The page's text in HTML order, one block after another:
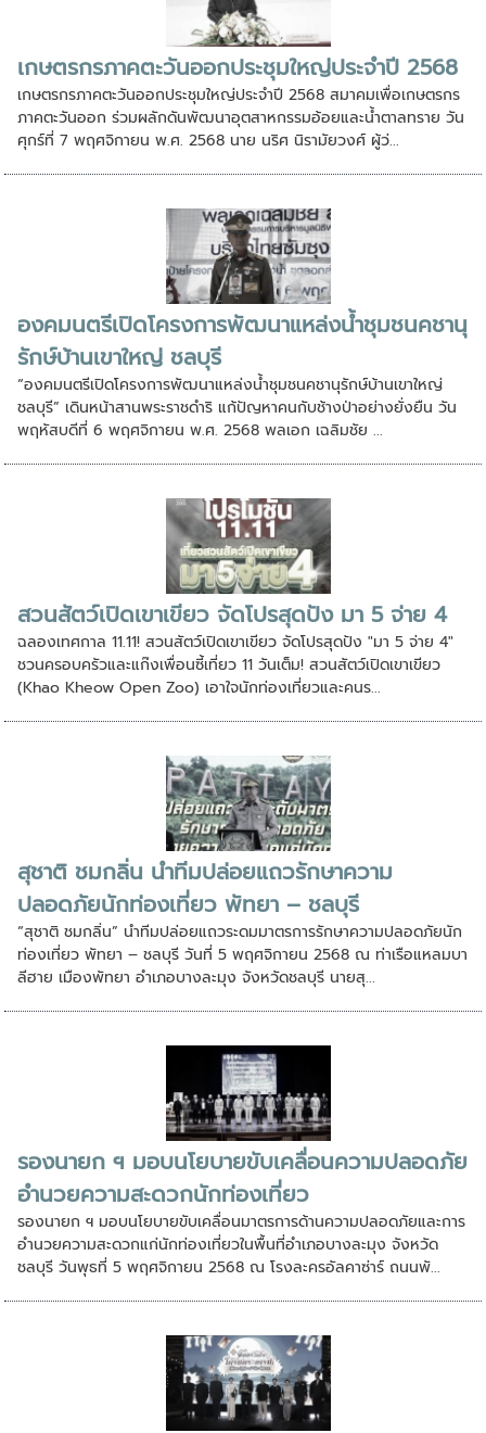
เกษตรกรภาคตะวันออกประชุมใหญ่ประจำปี 2568
เกษตรกรภาคตะวันออกประชุมใหญ่ประจำปี 2568 สมาคมเพื่อเกษตรกร
ภาคตะวันออก ร่วมผลักดันพัฒนาอุตสาหกรรมอ้อยและน้ำตาลทราย วัน
ศุกร์ที่ 7 พฤศจิกายน พ.ศ. 2568 นาย นริศ นิรามัยวงศ์ ผู้ว่...
องคมนตรีเปิดโครงการพัฒนาแหล่งน้ำชุมชนคชานุ
รักษ์บ้านเขาใหญ่ ชลบุรี
“องคมนตรีเปิดโครงการพัฒนาแหล่งน้ำชุมชนคชานุรักษ์บ้านเขาใหญ่
ชลบุรี” เดินหน้าสานพระราชดำริ แก้ปัญหาคนกับช้างป่าอย่างยั่งยืน วัน
พฤหัสบดีที่ 6 พฤศจิกายน พ.ศ. 2568 พลเอก เฉลิมชัย ...
สวนสัตว์เปิดเขาเขียว จัดโปรสุดปัง มา 5 จ่าย 4
ฉลองเทศกาล 11.11! สวนสัตว์เปิดเขาเขียว จัดโปรสุดปัง "มา 5 จ่าย 4"
ชวนครอบครัวและแก๊งเพื่อนซี้เที่ยว 11 วันเต็ม! สวนสัตว์เปิดเขาเขียว
(Khao Kheow Open Zoo) เอาใจนักท่องเที่ยวและคนร...
สุชาติ ชมกลิ่น นำทีมปล่อยแถวรักษาความ
ปลอดภัยนักท่องเที่ยว พัทยา – ชลบุรี
“สุชาติ ชมกลิ่น” นำทีมปล่อยแถวระดมมาตรการรักษาความปลอดภัยนัก
ท่องเที่ยว พัทยา – ชลบุรี วันที่ 5 พฤศจิกายน 2568 ณ ท่าเรือแหลมบา
ลีฮาย เมืองพัทยา อำเภอบางละมุง จังหวัดชลบุรี นายสุ...
รองนายก ฯ มอบนโยบายขับเคลื่อนความปลอดภัย
อำนวยความสะดวกนักท่องเที่ยว
รองนายก ฯ มอบนโยบายขับเคลื่อนมาตรการด้านความปลอดภัยและการ
อำนวยความสะดวกแก่นักท่องเที่ยวในพื้นที่อำเภอบางละมุง จังหวัด
ชลบุรี วันพุธที่ 5 พฤศจิกายน 2568 ณ โรงละครอัลคาซ่าร์ ถนนพั...